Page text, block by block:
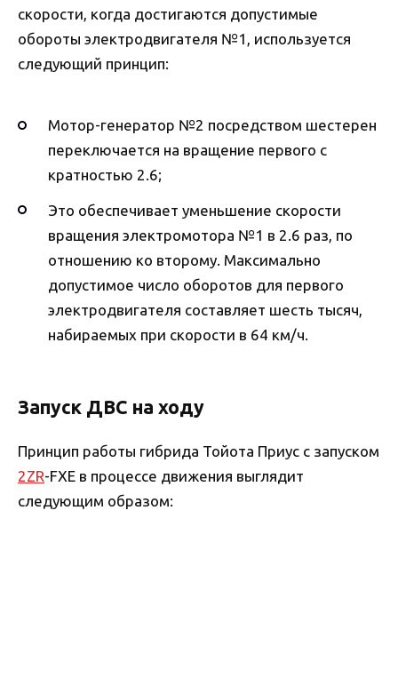
скорости, когда достигаются допустимые
обороты электродвигателя №1, используется
следующий принцип:
Мотор-генератор №2 посредством шестерен
переключается на вращение первого с
кратностью 2.6;
Это обеспечивает уменьшение скорости
вращения электромотора №1 в 2.6 раз, по
отношению ко второму. Максимально
допустимое число оборотов для первого
электродвигателя составляет шесть тысяч,
набираемых при скорости в 64 км/ч.
Запуск ДВС на ходу
Принцип работы гибрида Тойота Приус с запуском
2ZR-FXE в процессе движения выглядит
следующим образом: